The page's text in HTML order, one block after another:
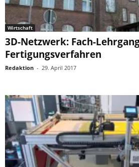
Wirtschaft
3D-Netzwerk: Fach-
Fertigungsverfahren
Redaktion - 29. April 2017